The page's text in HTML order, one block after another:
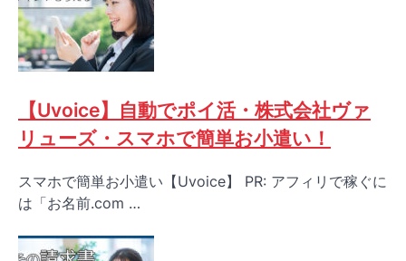
【Uvoice】自動でポイ活・株式会社ヴァ
リューズ・スマホで簡単お小遣い！
スマホで簡単お小遣い【Uvoice】 PR: アフィリで稼ぐに
は「お名前.com …